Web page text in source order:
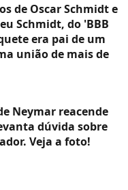
de Oscar Schmidt e
Schmidt, do 'BBB
era pai de um
união de mais de
Neymar reacende
dúvida sobre
Veja a foto!